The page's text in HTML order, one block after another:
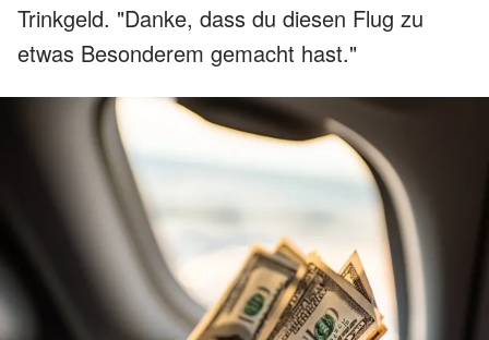
Trinkgeld. "Danke, dass du diesen Flug zu
etwas Besonderem gemacht hast."